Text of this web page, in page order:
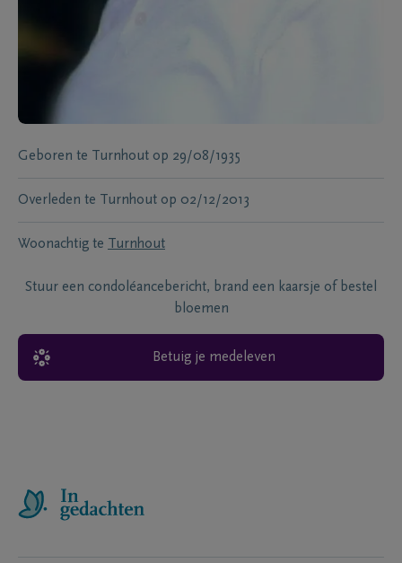
Geboren te Turnhout op 29/08/1935
Overleden te Turnhout op 02/12/2013
Woonachtig te Turnhout
Stuur een condoléancebericht, brand een kaarsje of bestel
bloemen
Betuig je medeleven